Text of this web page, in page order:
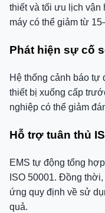
thiết và tối ưu lịch vận
máy có thể giảm từ
Phát hiện sự cố
Hệ thống cảnh báo tự
thiết bị xuống cấp
nghiệp có thể giảm
Hỗ trợ tuân thủ
EMS tự động tổng
ISO 50001. Đồng
ứng quy định về sử
quả.